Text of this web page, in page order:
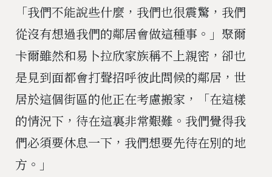
「我們不能說些什麼，我們也很震驚，我們
從沒有想過我們的鄰居會做這種事。」聚爾
卡爾雖然和易卜拉欣家族稱不上親密，卻也
是見到面都會打聲招呼彼此問候的鄰居，世
居於這個街區的他正在考慮搬家，「在這樣
的情況下，待在這裏非常艱難。我們覺得我
們必須要休息一下，我們想要先待在別的地
方。」